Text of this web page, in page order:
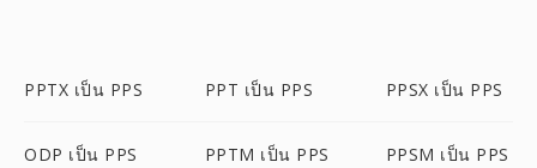
PPTX เป็น PPS PPT เป็น PPS PPSX เป็น PPS
ODP เป็น PPS PPTM เป็น PPS PPSM เป็น PPS